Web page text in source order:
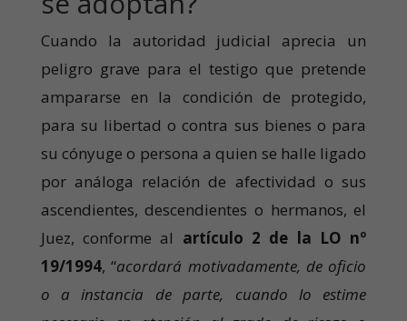
Cuando la autoridad judicial aprecia un
peligro grave para el testigo que pretende
ampararse en la condición de protegido,
para su libertad o contra sus bienes o para
su cónyuge o persona a quien se halle ligado
por análoga relación de afectividad o sus
ascendientes, descendientes o hermanos, el
Juez, conforme al artículo 2 de la LO nº
19/1994, “acordará motivadamente, de oficio
o a instancia de parte, cuando lo estime